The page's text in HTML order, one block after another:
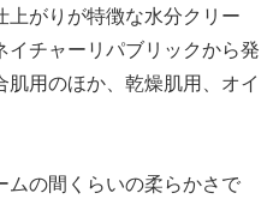
上がりが特徴な水分クリー
イチャーリパブリックから発
用のほか、乾燥肌用、オイ
ムの間くらいの柔らかさで